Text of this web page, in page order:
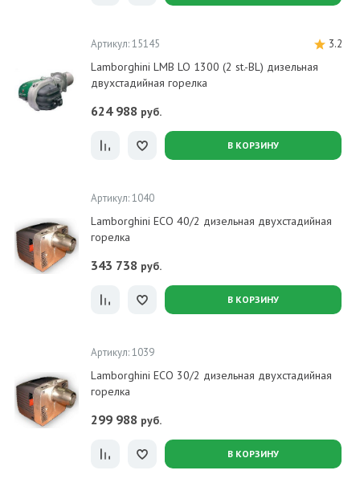
Артикул: 15145 3.2
Lamborghini LMB LO 1300 (2 st.-BL) дизельная
двухстадийная горелка
624 988 руб.
В КОРЗИНУ
Артикул: 1040
Lamborghini ECO 40/2 дизельная двухстадийная
горелка
343 738 руб.
В КОРЗИНУ
Артикул: 1039
Lamborghini ECO 30/2 дизельная двухстадийная
горелка
299 988 руб.
В КОРЗИНУ